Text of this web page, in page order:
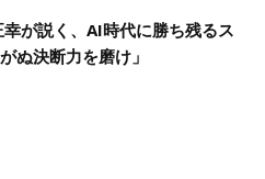
が説く、AI時代に勝ち残るス
ぬ決断力を磨け」